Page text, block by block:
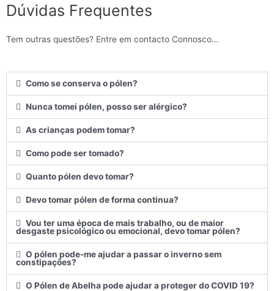
Dúvidas Frequentes
Tem outras questões? Entre em contacto Connosco…
Como se conserva o pólen?
Nunca tomei pólen, posso ser alérgico?
As crianças podem tomar?
Como pode ser tomado?
Quanto pólen devo tomar?
Devo tomar pólen de forma continua?
Vou ter uma época de mais trabalho, ou de maior
desgaste psicológico ou emocional, devo tomar pólen?
O pólen pode-me ajudar a passar o inverno sem
constipações?
O Pólen de Abelha pode ajudar a proteger do COVID 19?